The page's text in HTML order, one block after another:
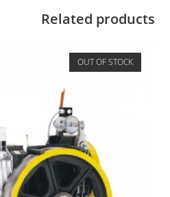
Related products
OUT OF STOCK